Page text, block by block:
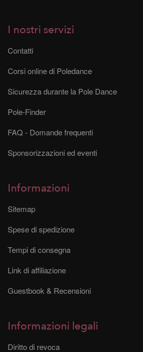
I nostri servizi
Contatti
Corsi online di Poledance
Sicurezza durante la Pole Dance
Pole-Finder
FAQ - Domande frequenti
Sponsorizzazioni ed eventi
Informazioni
Sitemap
Spese di spedizione
Tempi di consegna
Link di affiliazione
Guestbook & Recensioni
Informazioni legali
Diritto di revoca